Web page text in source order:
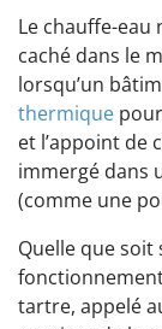
Le chauffe-
caché dans le
lorsqu’un
thermique
et l’appoint de
immergé dans
(comme une
Quelle que soit
tartre, appelé